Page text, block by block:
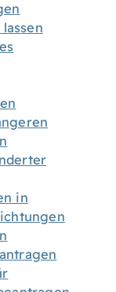
in